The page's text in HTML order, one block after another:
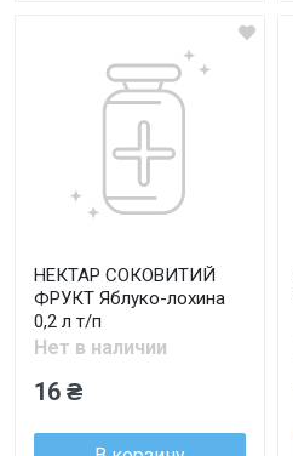
НЕКТАР СОКОВИТИЙ
ФРУКТ Яблуко-лохина
0,2 л т/п
Нет в наличии
16 ₴